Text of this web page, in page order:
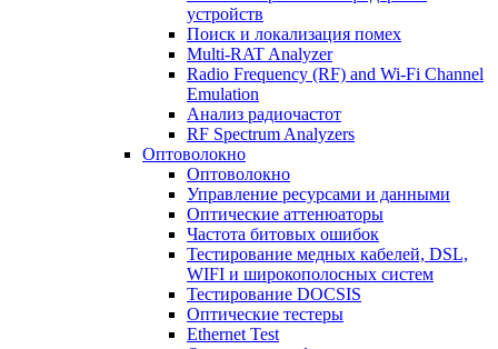
устройств
Поиск и локализация помех
Multi-RAT Analyzer
Radio Frequency (RF) and Wi-Fi Channel
Emulation
Анализ радиочастот
RF Spectrum Analyzers
Оптоволокно
Оптоволокно
Управление ресурсами и данными
Оптические aттенюаторы
Частота битовых ошибок
Тестирование медных кабелей, DSL,
WIFI и широкополосных систем
Тестирование DOCSIS
Оптические тестеры
Ethernet Test